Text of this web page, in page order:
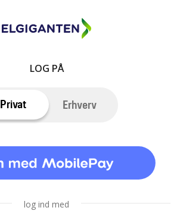
LOG PÅ
Privat Erhverv
log ind med